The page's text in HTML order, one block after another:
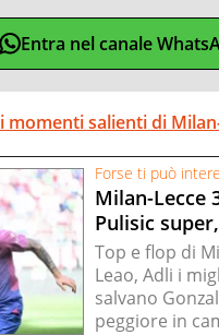
Entra nel canale
salienti di
Forse ti può
Milan-Lecce
Pulisic
Top e flop di
Leao, Adli i
salvano
peggiore in